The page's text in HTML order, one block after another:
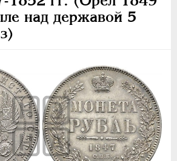
над державой 5